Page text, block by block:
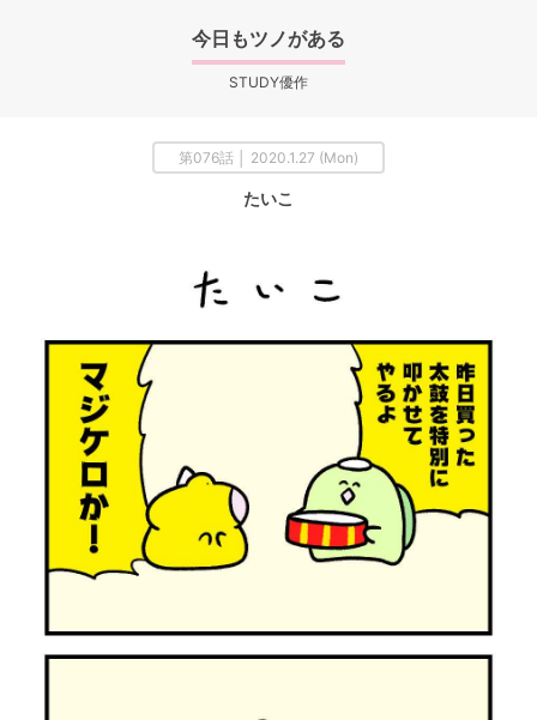
今日もツノがある
STUDY優作
第076話 │ 2020.1.27 (Mon)
たいこ